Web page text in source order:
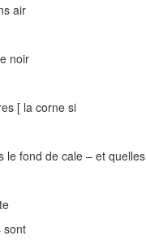
air
noir
[ la corne si
le fond de cale – et quelles
sont